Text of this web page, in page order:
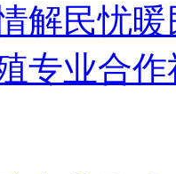
解民忧
专业合作